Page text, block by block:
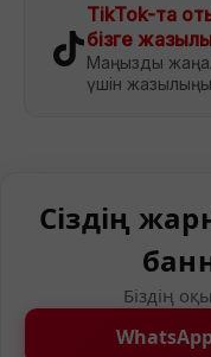
TikTok-та
бізге
Маңызды
үшін
Сіздің
Біздің